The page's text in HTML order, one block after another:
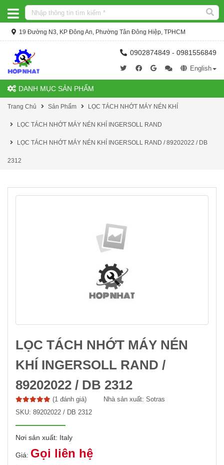
19 Đường N3, KP Đông An, Phường Tân Đông Hiệp, TPHCM
0902874849 - 0981556849
English
DANH MỤC SẢN PHẨM
Trang Chủ Sản Phẩm LỌC TÁCH NHỚT MÁY NÉN KHÍ
LỌC TÁCH NHỚT MÁY NÉN KHÍ INGERSOLL RAND
LỌC TÁCH NHỚT MÁY NÉN KHÍ INGERSOLL RAND / 89202022 / DB
2312
LỌC TÁCH NHỚT MÁY NÉN
KHÍ INGERSOLL RAND /
89202022 / DB 2312
(1 đánh giá) Nhà sản xuất: Sotras
SKU: 89202022 / DB 2312
Nơi sản xuất: Italy
Giá: Gọi liên hệ